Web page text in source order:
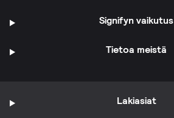
Signifyn vaikutus
Tietoa meistä
Lakiasiat